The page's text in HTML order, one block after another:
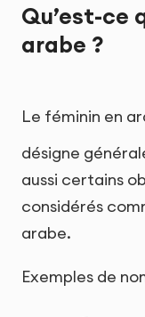
Qu’est-ce
arabe ?
Le féminin en
désigne
aussi certains
considérés
arabe.
Exemples de